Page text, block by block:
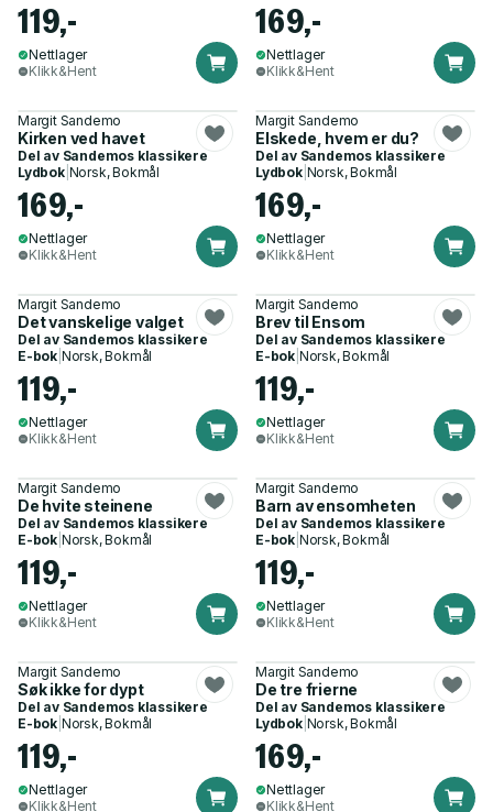
119,-
Nettlager
Klikk&Hent
169,-
Nettlager
Klikk&Hent
Margit Sandemo
Kirken ved havet
Del av Sandemos klassikere
Lydbok| Norsk, Bokmål
169,-
Nettlager
Klikk&Hent
Margit Sandemo
Elskede, hvem er du?
Del av Sandemos klassikere
Lydbok| Norsk, Bokmål
169,-
Nettlager
Klikk&Hent
Margit Sandemo
Det vanskelige valget
Del av Sandemos klassikere
E-bok Norsk, Bokmål
119,-
Nettlager
Klikk&Hent
Margit Sandemo
Brev til Ensom
Del av Sandemos klassikere
E-bok Norsk, Bokmål
119,-
Nettlager
Klikk&Hent
Margit Sandemo
De hvite steinene
Del av Sandemos klassikere
E-bok Norsk, Bokmål
119,-
Nettlager
Klikk&Hent
Margit Sandemo
Barn av ensomheten
Del av Sandemos klassikere
E-bok Norsk, Bokmål
119,-
Nettlager
Klikk&Hent
Margit Sandemo
Søk ikke for dypt
Del av Sandemos klassikere
E-bok Norsk, Bokmål
119,-
Nettlager
Klikk&Hent
Margit Sandemo
De tre frierne
Del av Sandemos klassikere
Lydbok| Norsk, Bokmål
169,-
Nettlager
Klikk&Hent